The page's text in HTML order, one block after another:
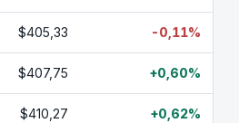
$405,33 -0,11%
$407,75 +0,60%
$410,27 +0,62%